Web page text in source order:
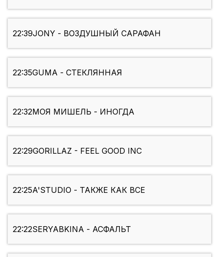
22:39JONY - ВОЗДУШНЫЙ САРАФАН
22:35GUMA - СТЕКЛЯННАЯ
22:32МОЯ МИШЕЛЬ - ИНОГДА
22:29GORILLAZ - FEEL GOOD INC
22:25A'STUDIO - ТАКЖЕ КАК ВСЕ
22:22SERYABKINA - АСФАЛЬТ